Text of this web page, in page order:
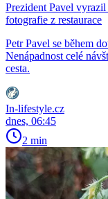
Prezident Pavel
fotografie z restaurace
Petr Pavel se během
Nenápadnost celé
cesta.
In-lifestyle.cz
dnes, 06:45
2 min